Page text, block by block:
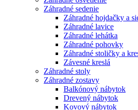
Záhradné sedenie
Záhradné hojdačky a
Záhradné lavice
Záhradné lehátka
Záhradné pohovky
Záhradné stoličky a
Závesné kreslá
Záhradné stoly
Záhradné zostavy
Balkónový nábytok
Drevený nábytok
Kovový nábytok